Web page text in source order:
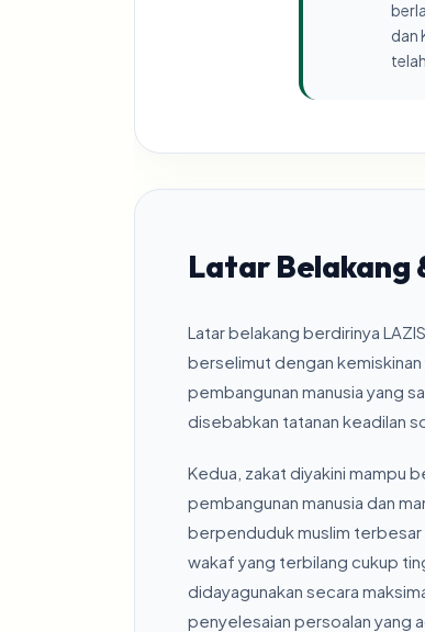
dan
Latar Belakang
Latar belakang berdirinya
berselimut dengan
pembangunan manusia yang
disebabkan tatanan keadilan
Kedua, zakat diyakini mampu
pembangunan manusia dan
berpenduduk muslim terbesar
wakaf yang terbilang cukup
didayagunakan secara
penyelesaian persoalan yang